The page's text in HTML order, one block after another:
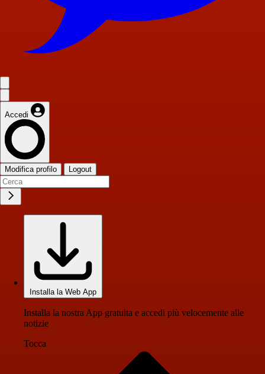
Accedi
Modifica profilo Logout
Installa la Web App
Installa la nostra App gratuita e accedi più velocemente alle
notizie
Tocca